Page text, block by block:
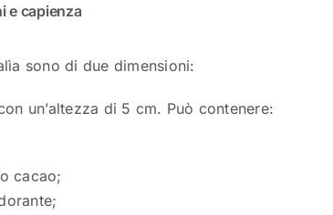
e capienza
sono di due dimensioni:
un’altezza di 5 cm. Può contenere:
cacao;